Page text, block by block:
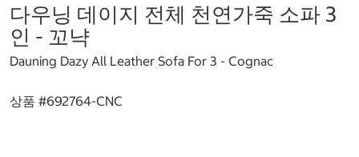
다우닝 데이지 전체 천연가죽 소파 3
인 - 꼬냑
Dauning Dazy All Leather Sofa For 3 - Cognac
상품 #692764-CNC